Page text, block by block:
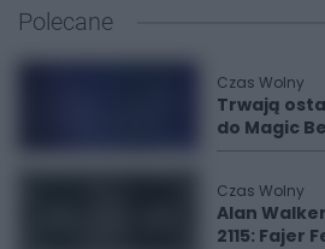
Polecane
Czas Wolny
Trwają
do Magic
Czas Wolny
Alan
2115: Fajer